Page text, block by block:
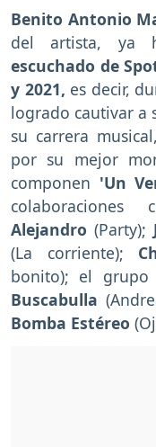
Benito Antonio
del artista, ya
escuchado de
y 2021, es decir,
logrado cautivar a
su carrera
por su mejor
componen 'Un
Alejandro (Party);
(La corriente);
bonito); el grupo
Buscabulla
Bomba Estéreo